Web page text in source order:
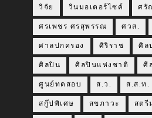
วิจัย วินมอเตอร์ไซค์ ศรั
ศรเพชร ศรสุพรรณ ศวส.
ศาลปกครอง ศิริราช ศิล
ศิลปิน ศิลปินแห่งชาติ ศี
ศูนย์ทดสอบ ส.ว. ส.ส.ท.
สกู๊ปพิเศษ สขภาวะ สตรี